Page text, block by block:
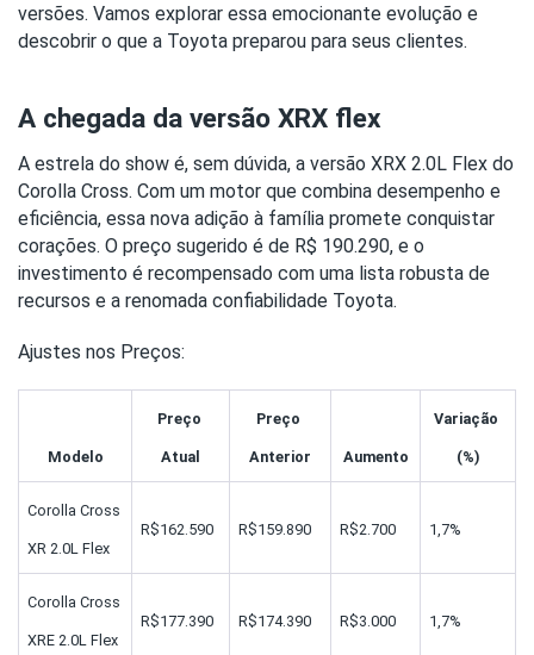
versões. Vamos explorar essa emocionante evolução e
descobrir o que a Toyota preparou para seus clientes.
A chegada da versão XRX flex
A estrela do show é, sem dúvida, a versão XRX 2.0L Flex do
Corolla Cross. Com um motor que combina desempenho e
eficiência, essa nova adição à família promete conquistar
corações. O preço sugerido é de R$ 190.290, e o
investimento é recompensado com uma lista robusta de
recursos e a renomada confiabilidade Toyota.
Ajustes nos Preços:
Modelo
Preço
Atual
Preço
Anterior Aumento
Variação
(%)
Corolla Cross
XR 2.0L Flex
R$162.590 R$159.890 R$2.700 1,7%
Corolla Cross
XRE 2.0L Flex
R$177.390 R$174.390 R$3.000 1,7%